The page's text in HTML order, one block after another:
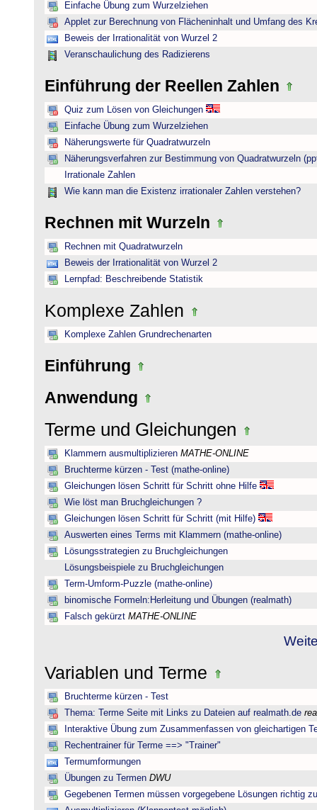
Einfache Übung zum Wurzelziehen
Applet zur Berechnung von Flächeninhalt und Umfang des
Beweis der Irrationalität von Wurzel 2
Veranschaulichung des Radizierens
Einführung der Reellen Zahlen
Quiz zum Lösen von Gleichungen
Einfache Übung zum Wurzelziehen
Näherungswerte für Quadratwurzeln
Näherungsverfahren zur Bestimmung von Quadratwurzeln
Irrationale Zahlen
Wie kann man die Existenz irrationaler Zahlen verstehen?
Rechnen mit Wurzeln
Rechnen mit Quadratwurzeln
Beweis der Irrationalität von Wurzel 2
Lernpfad: Beschreibende Statistik
Komplexe Zahlen
Komplexe Zahlen Grundrechenarten
Einführung
Anwendung
Terme und Gleichungen
Klammern ausmultiplizieren MATHE-ONLINE
Bruchterme kürzen - Test (mathe-online)
Gleichungen lösen Schritt für Schritt ohne Hilfe
Wie löst man Bruchgleichungen ?
Gleichungen lösen Schritt für Schritt (mit Hilfe)
Auswerten eines Terms mit Klammern (mathe-online)
Lösungsstrategien zu Bruchgleichungen
Lösungsbeispiele zu Bruchgleichungen
Term-Umform-Puzzle (mathe-online)
binomische Formeln:Herleitung und Übungen (realmath)
Falsch gekürzt MATHE-ONLINE
Variablen und Terme
Bruchterme kürzen - Test
Thema: Terme Seite mit Links zu Dateien auf realmath.de
Interaktive Übung zum Zusammenfassen von gleichartigen
Rechentrainer für Terme ==> "Trainer"
Termumformungen
Übungen zu Termen DWU
Gegebenen Termen müssen vorgegebene Lösungen richtig